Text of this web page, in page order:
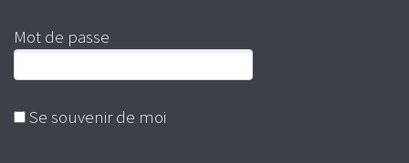
Mot de passe
Se souvenir de moi